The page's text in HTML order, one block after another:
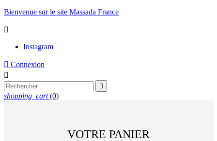
Bienvenue sur le site Massada France

Instagram
 Connexion


shopping_cart (0)
VOTRE PANIER